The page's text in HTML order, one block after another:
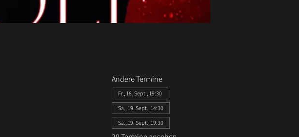
Andere Termine
Fr., 18. Sept., 19:30
Sa., 19. Sept., 14:30
Sa., 19. Sept., 19:30